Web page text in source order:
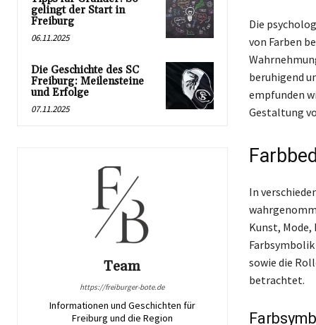
gelingt der Start in
Freiburg
06.11.2025
Die Geschichte des SC
Freiburg: Meilensteine
und Erfolge
07.11.2025
Team
https://freiburger-bote.de
Informationen und Geschichten für
Freiburg und die Region
Die
von Farben
beruhigend
empfunden
Gestaltung
In
Kunst,
sowie die
betrachtet.